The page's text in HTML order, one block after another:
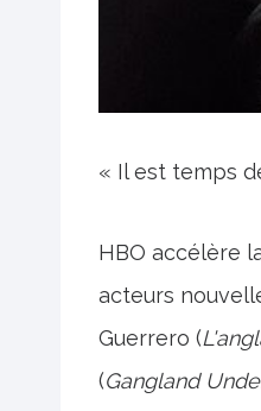
« Il est temps
HBO accélère
acteurs
Guerrero (
(Gangland